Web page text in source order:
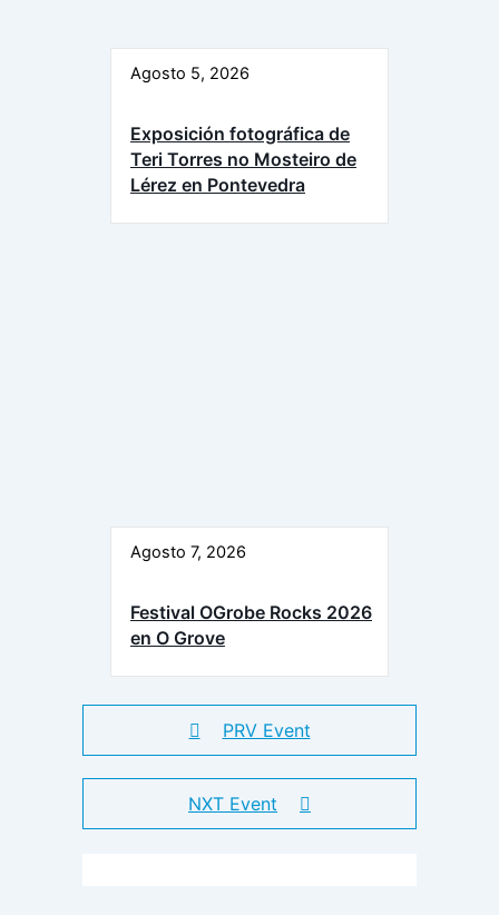
Agosto 5, 2026
Exposición fotográfica de
Teri Torres no Mosteiro de
Lérez en Pontevedra
Agosto 7, 2026
Festival OGrobe Rocks 2026
en O Grove
PRV Event
NXT Event